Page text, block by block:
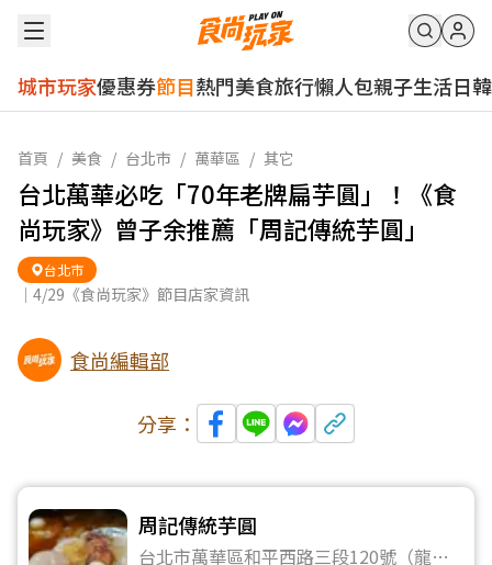
城市玩家優惠券節目熱門美食旅行懶人包親子生活日韓
首頁 / 美食 / 台北市 / 萬華區 / 其它
台北萬華必吃「70年老牌扁芋圓」！《食
尚玩家》曾子余推薦「周記傳統芋圓」
台北市
｜4/29《食尚玩家》節目店家資訊
食尚編輯部
分享：
周記傳統芋圓
台北市萬華區和平西路三段120號（龍山